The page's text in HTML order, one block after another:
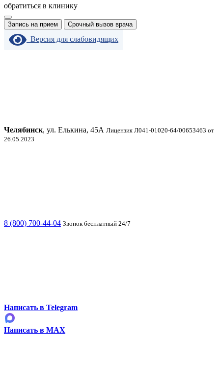
обратиться в клинику
Запись на прием Срочный вызов врача
Версия для слабовидящих
Челябинск, ул. Елькина, 45А Лицензия Л041-01020-64/00653463 от
26.05.2023
8 (800) 700-44-04 Звонок бесплатный 24/7
Написать в Telegram
Написать в MAX